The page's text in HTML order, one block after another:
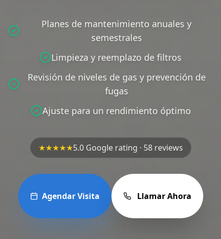
Planes de mantenimiento anuales y
semestrales
Limpieza y reemplazo de filtros
Revisión de niveles de gas y prevención de
fugas
Ajuste para un rendimiento óptimo
★★★★★5.0 Google rating · 58 reviews
Agendar Visita Llamar Ahora